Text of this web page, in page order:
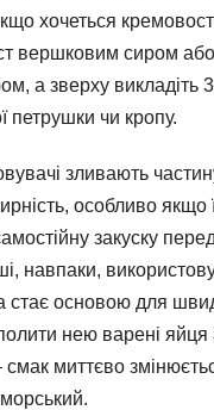
хочеться
вершковим сиром
а зверху викладіть
петрушки чи кропу.
зливають
особливо якщо
закуску
навпаки,
основою для
нею варені яйця
миттєво